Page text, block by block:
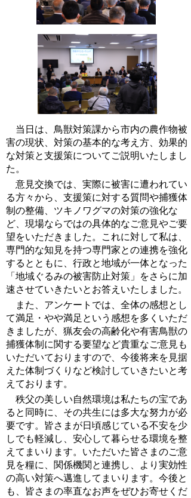
当日は、鳥獣対策課から市内の農作物被
害の現状、対策の基本的な考え方、効果的
な対策と支援策についてご説明いたしまし
た。
意見交換では、実際に被害に遭われてい
る方々から、支援策に対する質問や捕獲体
制の整備、ツキノワグマの対策の強化な
ど、現場ならではの具体的なご意見やご要
望をいただきました。これに対して私は、
専門的な知見を持つ専門家との連携を強化
するとともに、行政と地域が一体となった
「地域ぐるみの被害防止対策」をさらに加
速させていきたいとお答えいたしました。
また、アンケートでは、全体の感想とし
て満足・やや満足という感想を多くいただ
きましたが、猟友会の高齢化や有害鳥獣の
捕獲体制に関する要望など貴重なご意見も
いただいておりますので、今後将来を見据
えた体制づくりなど検討していきたいと考
えております。
秩父の美しい自然環境は私たちの宝であ
ると同時に、その共生には多大な努力が必
要です。皆さまが日頃感じている不安を少
しでも軽減し、安心して暮らせる環境を整
えてまいります。いただいた皆さまのご意
見を糧に、関係機関と連携し、より実効性
の高い対策へ邁進してまいります。今後と
も、皆さまの率直なお声をぜひお寄せくだ